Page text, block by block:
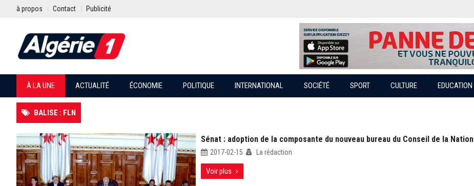
à propos Contact Publicité
À LA UNE ACTUALITÉ ÉCONOMIE POLITIQUE INTERNATIONAL SOCIÉTÉ SPORT CULTURE EDUCATION
BALISE : FLN
Sénat : adoption de la composante du nouveau bureau du Conseil de la Nation
2017-02-15 La rédaction
Voir plus